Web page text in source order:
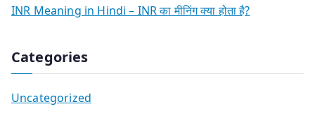
INR Meaning in Hindi – INR का मीनिंग क्या होता है?
Categories
Uncategorized